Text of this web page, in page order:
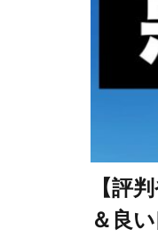
【評
＆良